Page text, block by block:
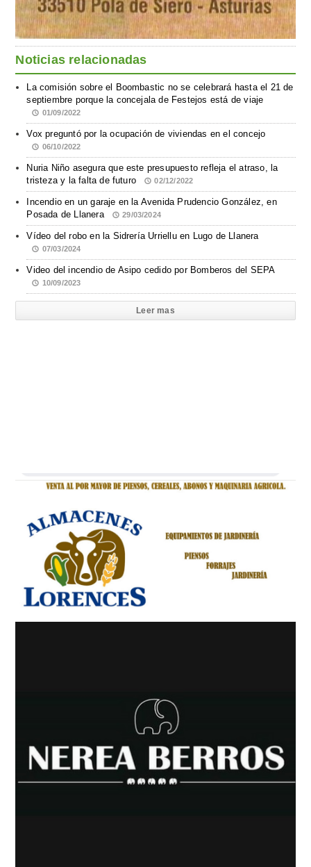
Noticias relacionadas
La comisión sobre el Boombastic no se celebrará hasta el 21 de
septiembre porque la concejala de Festejos está de viaje
01/09/2022
Vox preguntó por la ocupación de viviendas en el concejo
06/10/2022
Nuria Niño asegura que este presupuesto refleja el atraso, la
tristeza y la falta de futuro
02/12/2022
Incendio en un garaje en la Avenida Prudencio González, en
Posada de Llanera
29/03/2024
Vídeo del robo en la Sidrería Urriellu en Lugo de Llanera
07/03/2024
Video del incendio de Asipo cedido por Bomberos del SEPA
10/09/2023
Leer mas